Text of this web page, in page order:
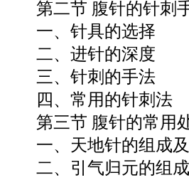
第二节 腹针的针刺
一、针具的选择
二、进针的深度
三、针刺的手法
四、常用的针刺法
第三节 腹针的常用
一、天地针的组成
二、引气归元的组